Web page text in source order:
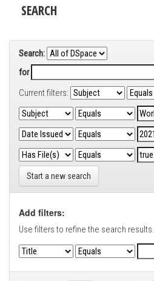
SEARCH
Search:
for
Current filters:
Start a new search
Add filters:
Use filters to refine the search results.